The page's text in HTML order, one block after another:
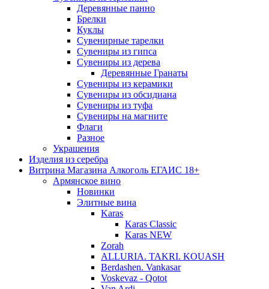
Деревянные панно
Брелки
Куклы
Сувенирные тарелки
Сувениры из гипса
Сувениры из дерева
Деревянные Гранаты
Сувениры из керамики
Сувениры из обсидиана
Сувениры из туфа
Сувениры на магните
Флаги
Разное
Украшения
Изделия из серебра
Витрина Магазина Алкоголь ЕГАИС 18+
Армянское вино
Новинки
Элитные вина
Karas
Karas Classic
Karas NEW
Zorah
ALLURIA. TAKRI. KOUASH
Berdashen. Vankasar
Voskevaz - Qotot